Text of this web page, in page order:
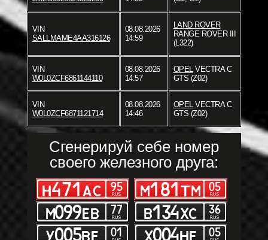
VIN
SALLMAME4AA316126
08.08.2026
14:59
LAND ROVER
RANGE ROVER III
(L322)
VIN
W0L0ZCF6861144110
08.08.2026
14:57
OPELVECTRA C
GTS (Z02)
VIN
W0L0ZCF6871121714
08.08.2026
14:46
OPELVECTRA C
GTS (Z02)
Сгенерируй себе номер
своего железного друга: